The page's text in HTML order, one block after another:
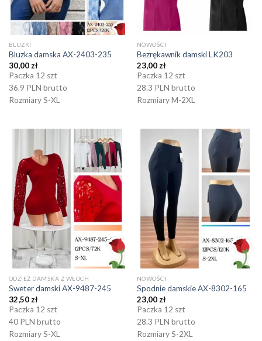
BLUZKI
Bluzka damska AX-2403-235
30,00 zł
Paczka 12 szt
36.9 PLN brutto
Rozmiary S-XL
NOWOŚCI
Bezrękawnik damski LK203
23,00 zł
Paczka 12 szt
28.3 PLN brutto
Rozmiary M-2XL
ODZIEŻ DAMSKA Z WŁOCH
Sweter damski AX-9487-245
32,50 zł
Paczka 12 szt
40 PLN brutto
Rozmiary S-XL
NOWOŚCI
Spodnie damskie AX-8302-165
23,00 zł
Paczka 12 szt
28.3 PLN brutto
Rozmiary S-2XL